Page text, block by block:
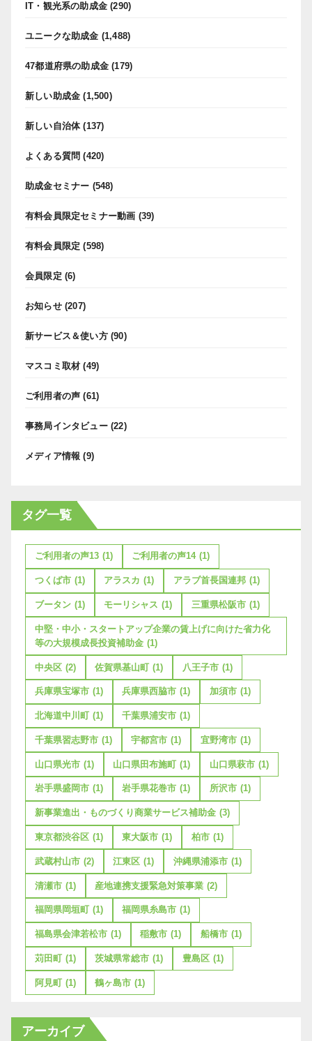
IT・観光系の助成金 (290)
ユニークな助成金 (1,488)
47都道府県の助成金 (179)
新しい助成金 (1,500)
新しい自治体(137)
よくある質問 (420)
助成金セミナー (548)
有料会員限定セミナー動画 (39)
有料会員限定 (598)
会員限定 (6)
お知らせ(207)
新サービス＆使い方(90)
マスコミ取材 (49)
ご利用者の声 (61)
事務局インタビュー(22)
メディア情報 (9)
タグ一覧
ご利用者の声13 (1) ご利用者の声14 (1)
つくば市 (1) アラスカ (1) アラブ首長国連邦 (1)
ブータン (1) モーリシャス (1) 三重県松阪市 (1)
中堅・中小・スタートアップ企業の賃上げに向けた省力化
等の大規模成長投資補助金 (1)
中央区 (2) 佐賀県基山町 (1) 八王子市 (1)
兵庫県宝塚市 (1) 兵庫県西脇市 (1) 加須市 (1)
北海道中川町 (1) 千葉県浦安市 (1)
千葉県習志野市 (1) 宇都宮市 (1) 宜野湾市 (1)
山口県光市 (1) 山口県田布施町 (1) 山口県萩市 (1)
岩手県盛岡市 (1) 岩手県花巻市 (1) 所沢市 (1)
新事業進出・ものづくり商業サービス補助金 (3)
東京都渋谷区 (1) 東大阪市 (1) 柏市 (1)
武蔵村山市 (2) 江東区 (1) 沖縄県浦添市 (1)
清瀬市 (1) 産地連携支援緊急対策事業 (2)
福岡県岡垣町 (1) 福岡県糸島市 (1)
福島県会津若松市 (1) 稲敷市 (1) 船橋市 (1)
苅田町 (1) 茨城県常総市 (1) 豊島区 (1)
阿見町 (1) 鶴ヶ島市 (1)
アーカイブ